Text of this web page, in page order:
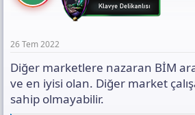
26 Tem 2022
Diğer marketlere nazaran BİM
ve en iyisi olan. Diğer market
sahip olmayabilir.